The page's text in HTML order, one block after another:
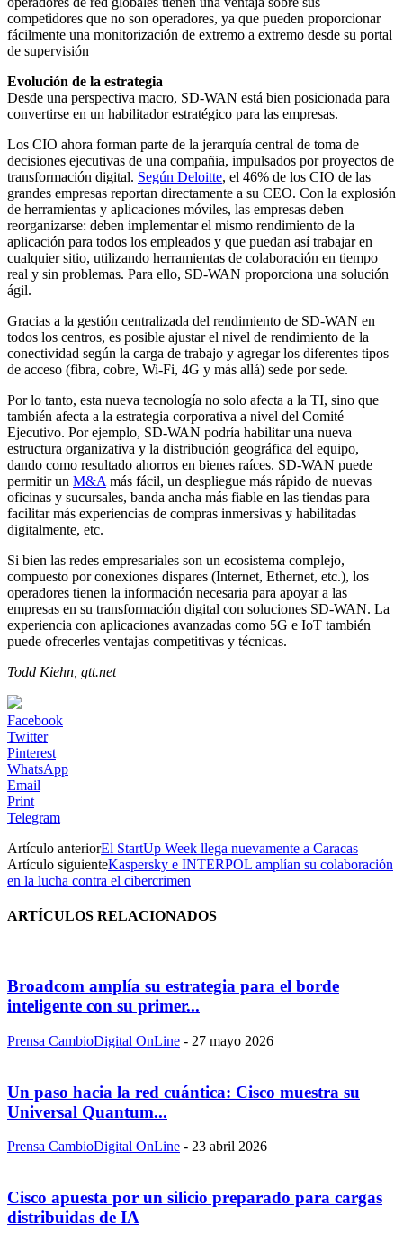
competidores que no son operadores, ya que pueden proporcionar
fácilmente una monitorización de extremo a extremo desde su portal
de supervisión
Evolución de la estrategia
Desde una perspectiva macro, SD-WAN está bien posicionada para
convertirse en un habilitador estratégico para las empresas.
Los CIO ahora forman parte de la jerarquía central de toma de
decisiones ejecutivas de una compañia, impulsados por proyectos de
transformación digital. Según Deloitte, el 46% de los CIO de las
grandes empresas reportan directamente a su CEO. Con la explosión
de herramientas y aplicaciones móviles, las empresas deben
reorganizarse: deben implementar el mismo rendimiento de la
aplicación para todos los empleados y que puedan así trabajar en
cualquier sitio, utilizando herramientas de colaboración en tiempo
real y sin problemas. Para ello, SD-WAN proporciona una solución
ágil.
Gracias a la gestión centralizada del rendimiento de SD-WAN en
todos los centros, es posible ajustar el nivel de rendimiento de la
conectividad según la carga de trabajo y agregar los diferentes tipos
de acceso (fibra, cobre, Wi-Fi, 4G y más allá) sede por sede.
Por lo tanto, esta nueva tecnología no solo afecta a la TI, sino que
también afecta a la estrategia corporativa a nivel del Comité
Ejecutivo. Por ejemplo, SD-WAN podría habilitar una nueva
estructura organizativa y la distribución geográfica del equipo,
dando como resultado ahorros en bienes raíces. SD-WAN puede
permitir un M&A más fácil, un despliegue más rápido de nuevas
oficinas y sucursales, banda ancha más fiable en las tiendas para
facilitar más experiencias de compras inmersivas y habilitadas
digitalmente, etc.
Si bien las redes empresariales son un ecosistema complejo,
compuesto por conexiones dispares (Internet, Ethernet, etc.), los
operadores tienen la información necesaria para apoyar a las
empresas en su transformación digital con soluciones SD-WAN. La
experiencia con aplicaciones avanzadas como 5G e IoT también
puede ofrecerles ventajas competitivas y técnicas.
Todd Kiehn, gtt.net
Facebook
Twitter
Pinterest
WhatsApp
Email
Print
Telegram
Artículo anteriorEl StartUp Week llega nuevamente a Caracas
Artículo siguienteKaspersky e INTERPOL amplían su colaboración
en la lucha contra el cibercrimen
ARTÍCULOS RELACIONADOS
Broadcom amplía su estrategia para el borde
inteligente con su primer...
Prensa CambioDigital OnLine - 27 mayo 2026
Un paso hacia la red cuántica: Cisco muestra su
Universal Quantum...
Prensa CambioDigital OnLine - 23 abril 2026
Cisco apuesta por un silicio preparado para cargas
distribuidas de IA